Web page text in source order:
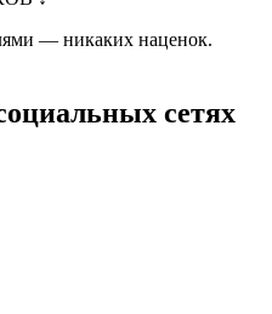
— никаких наценок.
сетях